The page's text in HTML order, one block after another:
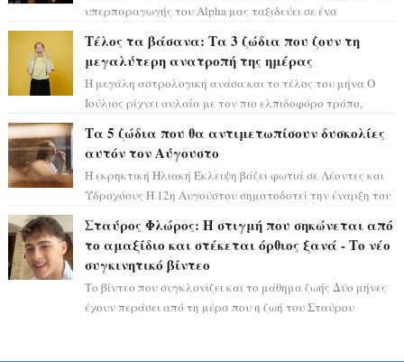
υπερπαραγωγής του Alpha μας ταξιδεύει σε ένα
Τέλος τα βάσανα: Τα 3 ζώδια που ζουν τη
μεγαλύτερη ανατροπή της ημέρας
Η μεγάλη αστρολογική ανάσα και το τέλος του μήνα Ο
Ιούλιος ρίχνει αυλαία με τον πιο ελπιδοφόρο τρόπο,
Τα 5 ζώδια που θα αντιμετωπίσουν δυσκολίες
αυτόν τον Αύγουστο
Η εκρηκτική Ηλιακή Έκλειψη βάζει φωτιά σε Λέοντες και
Υδροχόους Η 12η Αυγούστου σηματοδοτεί την έναρξη του
Σταύρος Φλώρος: Η στιγμή που σηκώνεται από
το αμαξίδιο και στέκεται όρθιος ξανά - Το νέο
συγκινητικό βίντεο
Το βίντεο που συγκλονίζει και το μάθημα ζωής Δύο μήνες
έχουν περάσει από τη μέρα που η ζωή του Σταύρου